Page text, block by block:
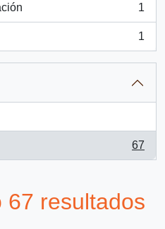
1
1
67
67 resultados